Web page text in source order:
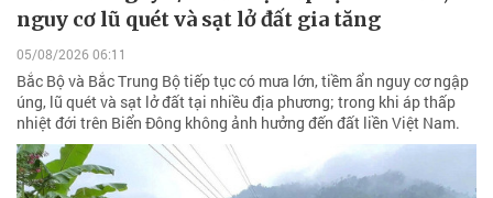
nguy cơ lũ quét và sạt lở đất gia tăng
05/08/2026 06:11
Bắc Bộ và Bắc Trung Bộ tiếp tục có mưa lớn, tiềm ẩn nguy cơ ngập
úng, lũ quét và sạt lở đất tại nhiều địa phương; trong khi áp thấp
nhiệt đới trên Biển Đông không ảnh hưởng đến đất liền Việt Nam.